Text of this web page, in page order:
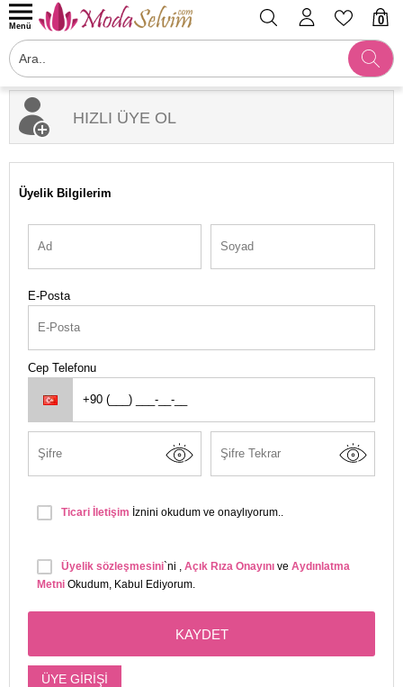
0
Menü
HIZLI ÜYE OL
Üyelik Bilgilerim
E-Posta
Cep Telefonu
Ticari İletişim İznini okudum ve onaylıyorum..
Üyelik sözleşmesini`ni , Açık Rıza Onayını ve Aydınlatma
Metni Okudum, Kabul Ediyorum.
KAYDET
ÜYE GİRİŞİ